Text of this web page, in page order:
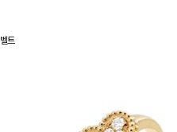
벨트